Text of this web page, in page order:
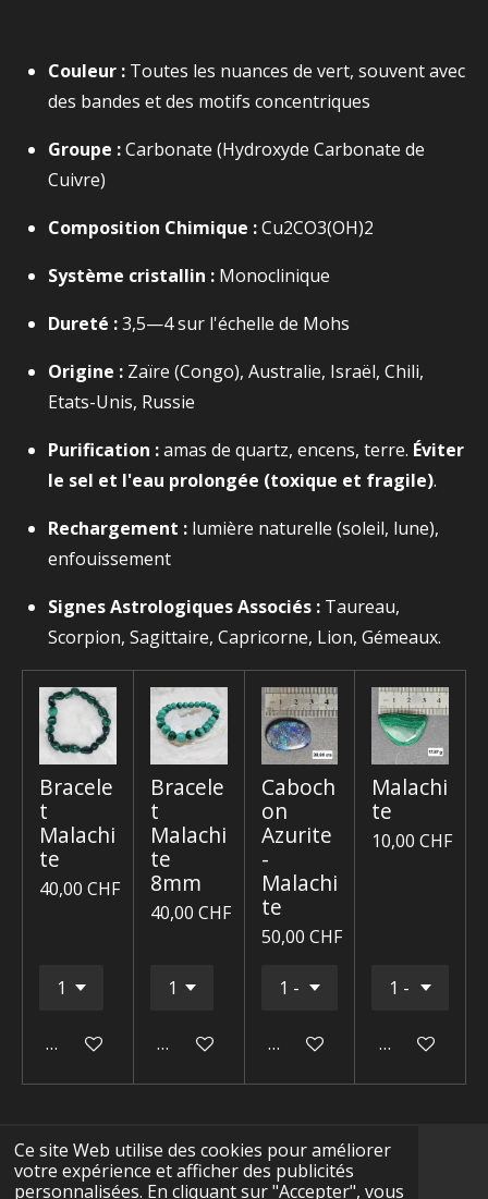
Ce site Web utilise des cookies pour améliorer
votre expérience et afficher des publicités
personnalisées. En cliquant sur "Accepter", vous
Couleur : Toutes les nuances de vert, souvent avec
des bandes et des motifs concentriques
Groupe :Carbonate (Hydroxyde Carbonate de
Cuivre)
Composition Chimique :Cu2​CO3​(OH)2​
Système cristallin : Monoclinique
Dureté :3,5—4 sur l'échelle de Mohs
Origine : Zaïre (Congo), Australie, Israël, Chili,
Etats-Unis, Russie
Purification :amas de quartz, encens, terre. Éviter
le sel et l'eau prolongée (toxique et fragile).
Rechargement : lumière naturelle (soleil, lune),
enfouissement
Signes Astrologiques Associés : Taureau,
Scorpion, Sagittaire, Capricorne, Lion, Gémeaux.
Bracele
t
Malachi
te
40,00 CHF
Ajouter au panier
Bracele
t
Malachi
te
8mm
40,00 CHF
Ajouter au panier
Caboch
on
Azurite
-
Malachi
te
50,00 CHF
Ajouter au panier
Malachi
te
10,00 CHF
Ajouter au
F
I
Y
T
W